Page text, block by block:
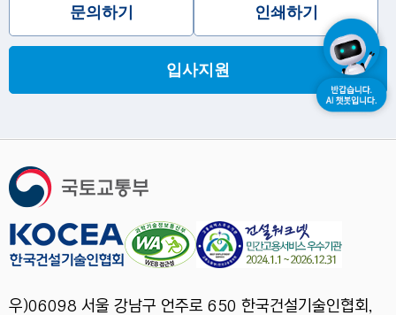
입사지원
문의하기 인쇄하기
우)06098 서울 강남구 언주로 650 한국건설기술인협회,